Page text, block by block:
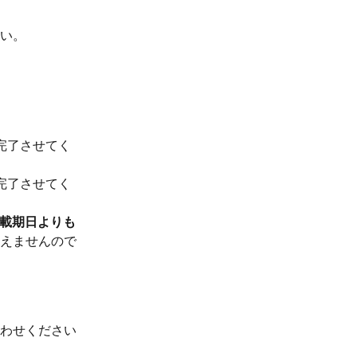
。
了させてく
了させてく
期日よりも
ませんので
せください